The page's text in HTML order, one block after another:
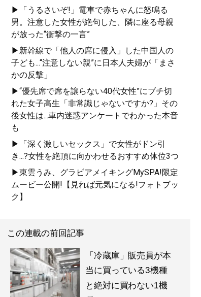
▶「うるさいぞ!」電車で赤ちゃんに怒鳴る
男。注意した女性が絶句した、隣に座る母親
が放った“衝撃の一言”
▶新幹線で「他人の席に侵入」した中国人の
子ども...“注意しない親”に日本人夫婦が「まさ
かの反撃」
▶“優先席で席を譲らない40代女性”にブチ切
れた女子高生「非常識じゃないですか?」その
後女性は...車内迷惑アンケートでわかった本音
も
▶「深く激しいセックス」で女性がドン引
き...?女性を絶頂に向かわせるおすすめ体位3つ
▶東雲うみ、グラビアメイキングMySPA!限定
ムービー公開!【見れば元気になる!フォトブッ
ク】
この連載の前回記事
「冷蔵庫」販売員が本
当に買っている3機種
と絶対に買わない1機